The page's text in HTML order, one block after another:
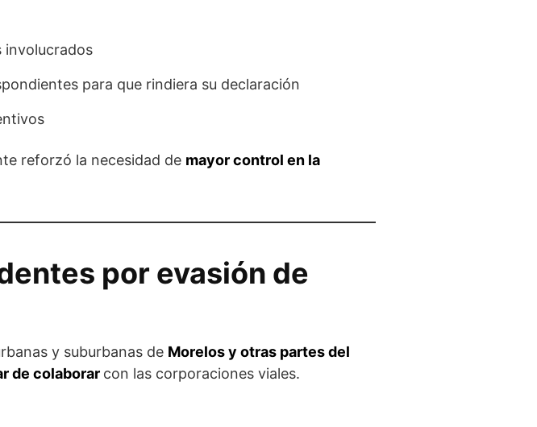
involucrados
para que rindiera su declaración
reforzó la necesidad de mayor control en la
por evasión de
y suburbanas de Morelos y otras partes del
de colaborar con las corporaciones viales.